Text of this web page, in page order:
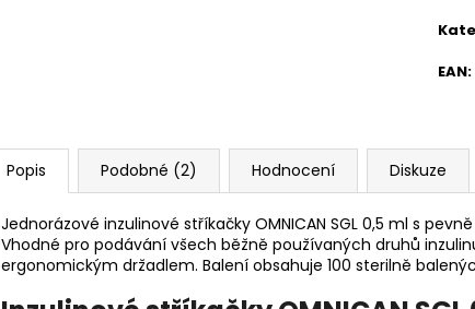
EAN:
Popis Podobné (2) Hodnocení Diskuze
Jednorázové inzulinové stříkačky OMNICAN SGL 0,5 ml s
Vhodné pro podávání všech běžně používaných druhů
ergonomickým držadlem. Balení obsahuje 100 sterilně